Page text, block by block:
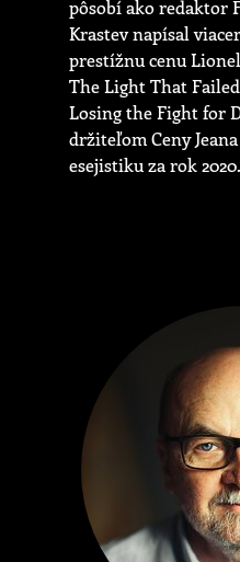
pôsobí ako redaktor
Krastev napísal
prestížnu cenu
The Light That
Losing the Fight for
držiteľom Ceny
esejistiku za rok 2020.